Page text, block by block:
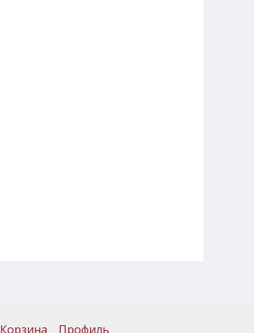
Корзина Профиль